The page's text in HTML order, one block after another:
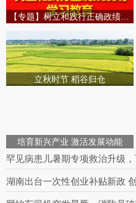
立秋时节 稻谷归仓
培育新兴产业 激活发展动能
罕见病患儿暑期专项救治升级
湖南出台一次性创业补贴新政